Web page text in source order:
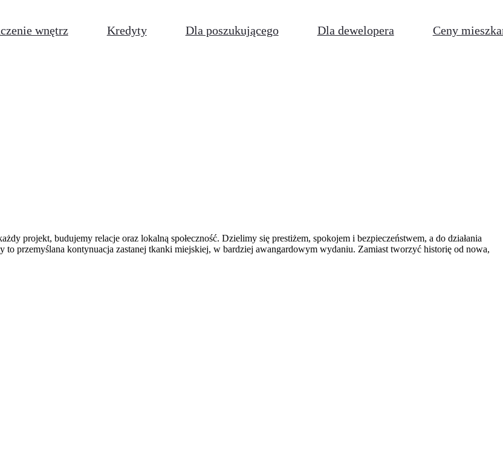
wnętrz Kredyty Dla poszukującego Dla dewelopera Ceny
projekt, budujemy relacje oraz lokalną społeczność. Dzielimy się prestiżem, spokojem i bezpieczeństwem, a do działania
przemyślana kontynuacja zastanej tkanki miejskiej, w bardziej awangardowym wydaniu. Zamiast tworzyć historię od nowa,